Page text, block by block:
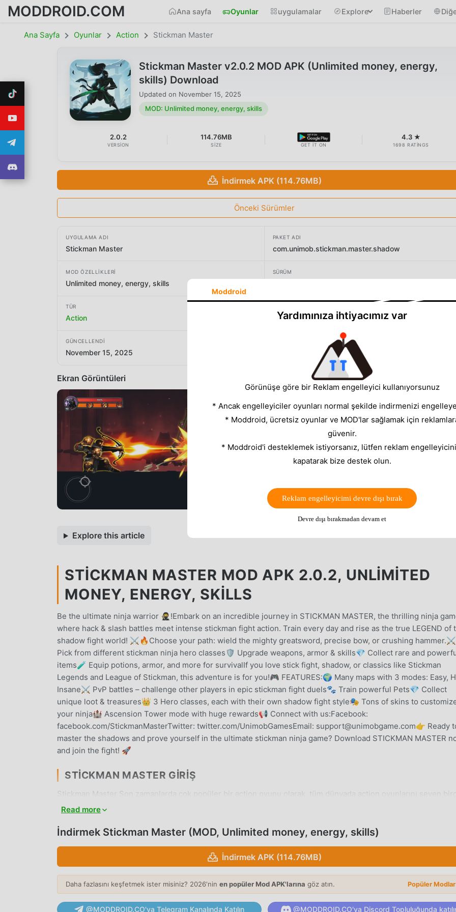
MODDROID.COM Ana sayfa Oyunlar uygulamalar Explore Haberler
Ana Sayfa Oyunlar Action Stickman Master
Stickman Master v2.0.2 MOD APK (Unlimited money, energy,
skills) Download
Updated on November 15, 2025
MOD: Unlimited money, energy, skills
2.0.2
VERSION
114.76MB
SIZE GET IT ON
4.3 ★
1698 RATINGS
İndirmek APK (114.76MB)
Önceki Sürümler
UYGULAMA ADI
Stickman Master
PAKET ADI
com.unimob.stickman.master.shadow
MOD ÖZELLIKLERI
Unlimited money, energy, skills
SÜRÜM
TÜR
Action Unimob
GÜNCELLENDI
November 15, 2025
Ekran Görüntüleri
Explore this article
STICKMAN MASTER MOD APK 2.0.2, UNLIMITED
MONEY, ENERGY, SKILLS
Be the ultimate ninja warrior 🥷!Embark on an incredible journey in STICKMAN MASTER, the thrilling ninja
where hack & slash battles meet intense stickman fight action. Train every day and rise as the true LEGEND of
shadow fight world! ⚔️🔥Choose your path: wield the mighty greatsword, precise bow, or crushing hammer.⚔️
Pick from different stickman ninja hero classes🛡️ Upgrade weapons, armor & skills💎 Collect rare and
items🧪 Equip potions, armor, and more for survivalIf you love stick fight, shadow, or classics like Stickman
Legends and League of Stickman, this adventure is for you!🎮 FEATURES:🌍 Many maps with 3 modes: Easy,
Insane⚔️ PvP battles – challenge other players in epic stickman fight duels🐾 Train powerful Pets💎 Collect
unique loot & treasures👑 3 Hero classes, each with their own shadow fight style🎭 Tons of skins to
your ninja🏰 Ascension Tower mode with huge rewards📢 Connect with us:Facebook:
facebook.com/StickmanMasterTwitter: twitter.com/UnimobGamesEmail: support@unimobgame.com👉 Ready
master the shadows and prove yourself in the ultimate stickman ninja game? Download STICKMAN MASTER
and join the fight! 🚀
STICKMAN MASTER GIRIŞ
Stickman Master Son zamanlarda çok popüler bir action oyunu olarak, tüm dünyada action oyunlarını seven
hayran kazandı. Dünyanın en büyük mod apk ücretsiz oyun indirme sitesi olan bu oyunu indirmek istiyorsanız --
sunmakla kalmaz, aynı zamanda Unlimited money, energy, skillsmodunu ücretsiz olarak sağlar, oyundaki
tadını çıkarmak üzerine. moddroid, herhangi bir Stickman Master modunun oyunculardan herhangi bir ücret
etmeyeceğini ve %100 güvenli, kullanılabilir ve kurulumu ücretsiz olduğunu vaat ediyor. Sadece moddroid
istemcisini indirin, tek tıklamayla Stickman Master 2.0.2 indirip yükleyebilirsiniz. Ne duruyorsun, moddroid'i
oyna!
Read more
İndirmek Stickman Master (MOD, Unlimited money, energy, skills)
İndirmek APK (114.76MB)
Daha fazlasını keşfetmek ister misiniz? 2026'nin en popüler Mod APK'larına göz atın. Popüler
@MODDROID.CO'ya Telegram Kanalında Katılın @MODDROID.CO'ya Discord Topluluğunda
Moddroid
Yardımınıza ihtiyacımız var
Görünüşe göre bir Reklam engelleyici kullanıyorsunuz
* Ancak engelleyiciler oyunları normal şekilde indirmenizi
* Moddroid, ücretsiz oyunlar ve MOD'lar sağlamak için
güvenir.
* Moddroid'i desteklemek istiyorsanız, lütfen reklam
kapatarak bize destek olun.
Reklam engelleyicimi devre dışı bırak
Devre dışı bırakmadan devam et